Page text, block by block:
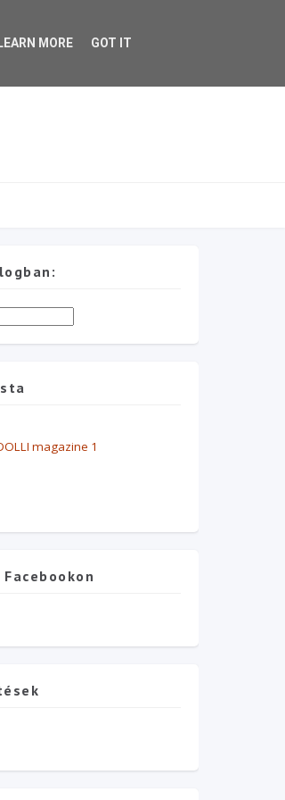
magazine 1
LEARN MORE GOT IT